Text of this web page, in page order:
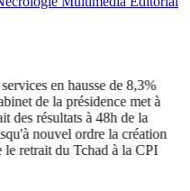
en hausse de 8,3%
de la présidence met à
résultats à 48h de la
nouvel ordre la création
du Tchad à la CPI